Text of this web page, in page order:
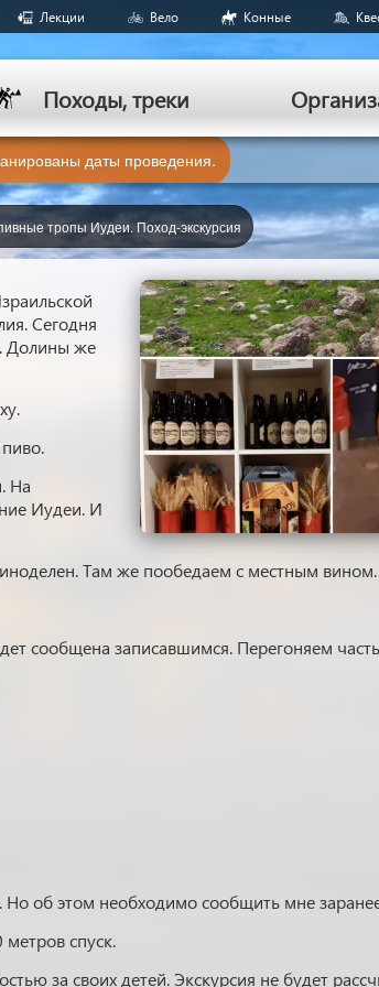
Лекции Вело Конные
Походы, треки
даты проведения.
тропы Иудеи. Поход-экскурсия
Сегодня
Долины же
На
Иудеи. И
Там же пообедаем с местным вином.
сообщена записавшимся. Перегоняем
Но об этом необходимо сообщить мне
спуск.
за своих детей. Экскурсия не будет